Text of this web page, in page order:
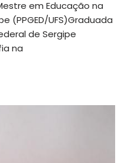
em Educação na
(PPGED/UFS)Graduada
de Sergipe
na